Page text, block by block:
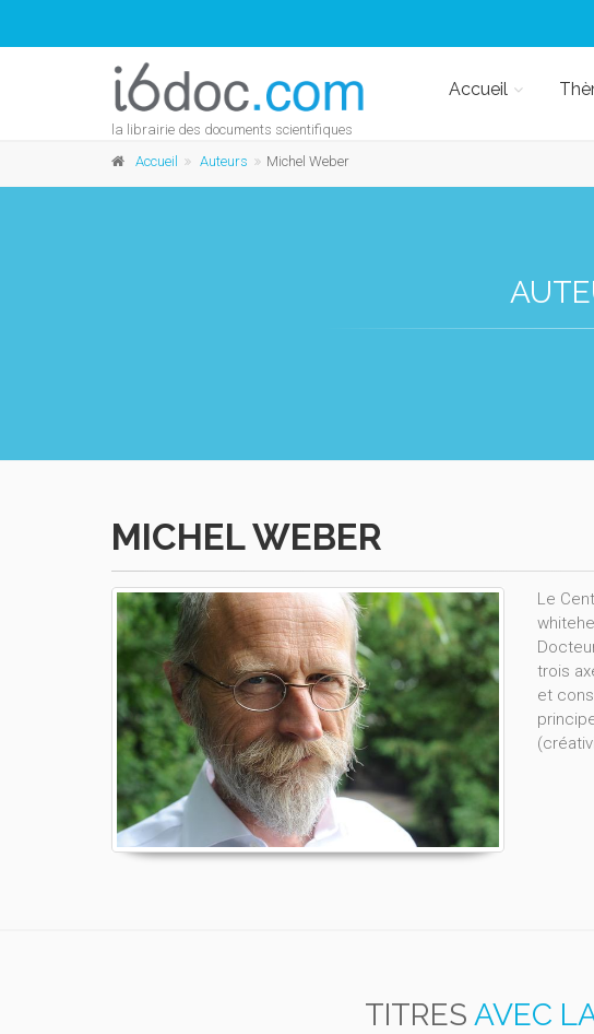
la librairie des documents scientifiques
Accueil
Accueil Auteurs Michel Weber
MICHEL WEBER
Le
trois
et
TITRES AVEC